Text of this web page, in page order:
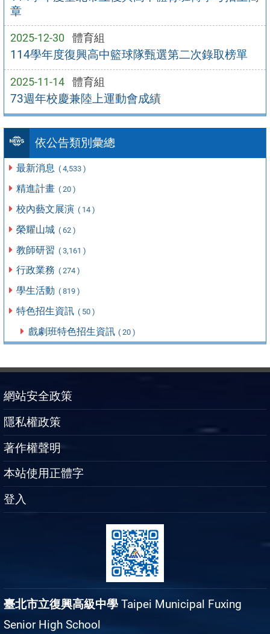
章
2025-12-30 體育組
114學年度復興高中籃球隊甄選第二次錄取榜單
2025-11-14 體育組
73週年校慶兼陸上運動會成績
依公告類別彙總
最新消息 ( 4,533 )
精進計畫 ( 20 )
校內藝文展演 ( 14 )
榮耀山城 ( 62 )
教師研習 ( 3,161 )
行政業務 ( 274 )
學生活動 ( 819 )
特色招生資訊 ( 50 )
戲劇班特色招生資訊 ( 20 )
網站安全政策
隱私權政策
著作權聲明
本站使用正體字
登入
臺北市立復興高級中學 Taipei Municipal Fuxing
Senior High School